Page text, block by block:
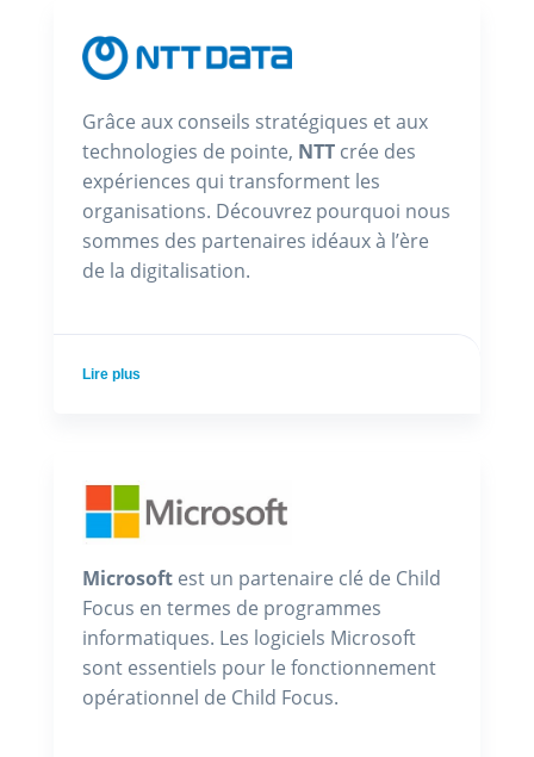
Grâce aux conseils stratégiques et aux
technologies de pointe, NTT crée des
expériences qui transforment les
organisations. Découvrez pourquoi nous
sommes des partenaires idéaux à l’ère
de la digitalisation.
Lire plus
Microsoft est un partenaire clé de Child
Focus en termes de programmes
informatiques. Les logiciels Microsoft
sont essentiels pour le fonctionnement
opérationnel de Child Focus.